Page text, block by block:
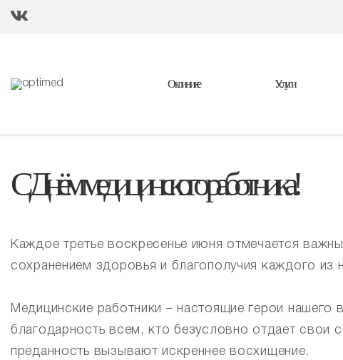
О клинике Услуги
С Днём медицинского работника!
Каждое третье воскресенье июня отмечается
сохранением здоровья и благополучия каждого из
Медицинские работники – настоящие герои
благодарность всем, кто безусловно отдает
преданность вызывают искреннее восхищение.